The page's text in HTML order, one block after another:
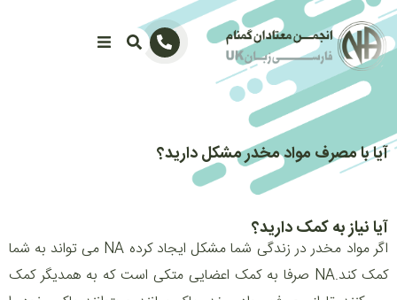
آیا با مصرف مواد مخدر مشکل دارید؟
آیا نیاز به کمک دارید؟
اگر مواد مخدر در زندگی شما مشکل ایجاد کرده NA می تواند به شما
کمک کند.NA صرفا به کمک اعضایی متکی است که به همدیگر کمک